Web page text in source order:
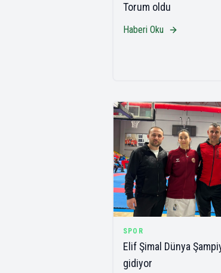
Torum oldu
Haberi Oku
SPOR
Elif Şimal Dünya
gidiyor